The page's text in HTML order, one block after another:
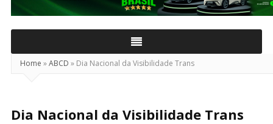
Home »ABCD » Dia Nacional da Visibilidade Trans
Dia Nacional da Visibilidade Trans